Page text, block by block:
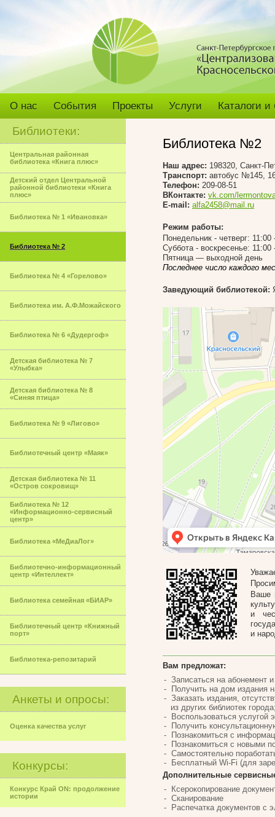
О нас События Проекты Услуги Каталоги
Библиотеки:
Центральная районная
библиотека «Книга плюс»
Детский отдел Центральной
районной библиотеки «Книга
плюс»
Библиотека № 1 «Ивановка»
Библиотека № 2
Библиотека № 4 «Горелово»
Библиотека им. А.Ф.Можайского
Библиотека № 6 «Дудергоф»
Детская библиотека № 7
«Улыбка»
Детская библиотека № 8
«Синяя птица»
Библиотека № 9 «Лигово»
Библиотечный центр «Маяк»
Детская библиотека № 11
«Остров сокровищ»
Библиотека № 12
«Информационно-сервисный
центр»
Библиотека «МеДиаЛог»
Библиотечно-информационный
центр «Интеллект»
Библиотека семейная «БИАР»
Библиотечный центр «Книжный
порт»
Библиотека-репозитарий
Анкеты и опросы:
Оценка качества услуг
Конкурсы:
Конкурс Край ON: продолжение
истории
Библиотека №2
Наш адрес: 198320, Санкт-
Транспорт: автобус №145,
Телефон: 209-08-51
ВКонтакте: vk.com/
E-mail: alfa2458@mail.ru
Режим работы:
Понедельник - четверг: 11:00
Суббота - воскресенье: 11:00
Пятница — выходной день
Последнее число каждого
Заведующий библиотекой:
Ваше
и
и
Вам предложат:
Записаться на абонемент
Получить на дом издания
Заказать издания,
из других библиотек
Воспользоваться услугой
Получить
Познакомиться с
Познакомиться с новыми
Самостоятельно
Бесплатный Wi-Fi (для
Дополнительные
Ксерокопирование
Сканирование
Распечатка документов с